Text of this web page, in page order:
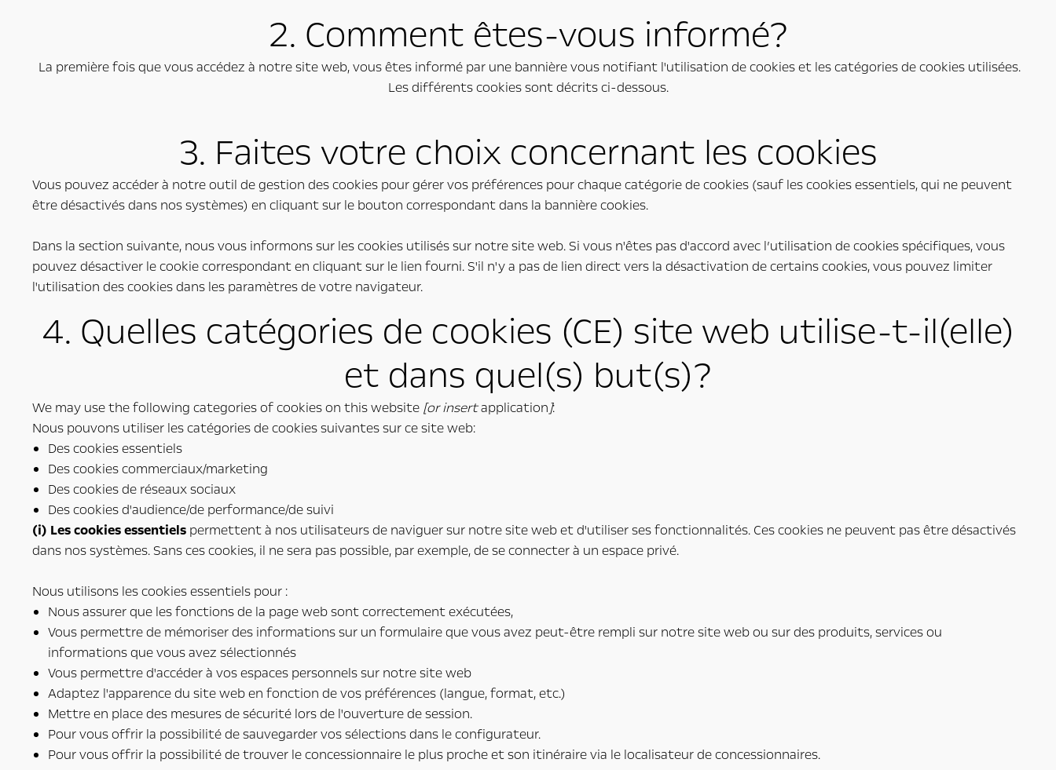
2. Comment êtes-vous informé?
La première fois que vous accédez à notre site web, vous êtes informé par une bannière vous notifiant l'utilisation de cookies et les catégories de cookies utilisées.
Les différents cookies sont décrits ci-dessous.
3. Faites votre choix concernant les cookies
Vous pouvez accéder à notre outil de gestion des cookies pour gérer vos préférences pour chaque catégorie de cookies (sauf les cookies essentiels, qui ne peuvent
être désactivés dans nos systèmes) en cliquant sur le bouton correspondant dans la bannière cookies.
Dans la section suivante, nous vous informons sur les cookies utilisés sur notre site web. Si vous n'êtes pas d'accord avec l’utilisation de cookies spécifiques, vous
pouvez désactiver le cookie correspondant en cliquant sur le lien fourni. S'il n'y a pas de lien direct vers la désactivation de certains cookies, vous pouvez limiter
l'utilisation des cookies dans les paramètres de votre navigateur.
4. Quelles catégories de cookies (CE) site web utilise-t-il(elle)
et dans quel(s) but(s)?
We may use the following categories of cookies on this website [or insertapplication]:
Nous pouvons utiliser les catégories de cookies suivantes sur ce site web:
Des cookies essentiels
Des cookies commerciaux/marketing
Des cookies de réseaux sociaux
Des cookies d'audience/de performance/de suivi
(i) Les cookies essentielspermettent à nos utilisateurs de naviguer sur notre site web et d'utiliser ses fonctionnalités. Ces cookies ne peuvent pas être désactivés
dans nos systèmes. Sans ces cookies, il ne sera pas possible, par exemple, de se connecter à un espace privé.
Nous utilisons les cookies essentiels pour :
Nous assurer que les fonctions de la page web sont correctement exécutées,
Vous permettre de mémoriser des informations sur un formulaire que vous avez peut-être rempli sur notre site web ou sur des produits, services ou
informations que vous avez sélectionnés
Vous permettre d'accéder à vos espaces personnels sur notre site web
Adaptez l'apparence du site web en fonction de vos préférences (langue, format, etc.)
Mettre en place des mesures de sécurité lors de l'ouverture de session.
Pour vous offrir la possibilité de sauvegarder vos sélections dans le configurateur.
Pour vous offrir la possibilité de trouver le concessionnaire le plus proche et son itinéraire via le localisateur de concessionnaires.